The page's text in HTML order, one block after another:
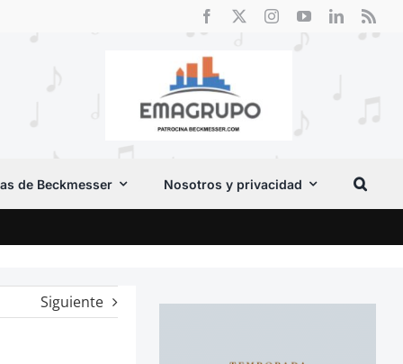
de Beckmesser Nosotros y privacidad
Siguiente